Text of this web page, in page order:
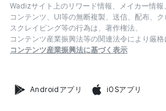
Wadizサイト上のリワード情報、メイカー情報
コンテンツ、UI等の無断複製、送信、配布、ク
スクレイピング等の行為は、著作権法、
コンテンツ産業振興法等の関連法令により厳格
コンテンツ産業振興法に基づく表示
Androidアプリ iOSアプリ